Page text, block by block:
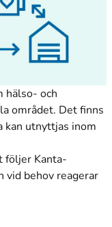
hälso- och
området. Det finns
kan utnyttjas inom
följer Kanta-
vid behov reagerar